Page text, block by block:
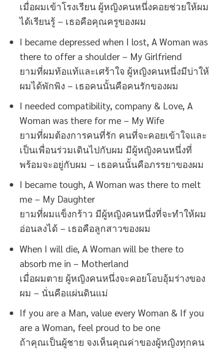
เมื่อผมเข้าโรงเรียน ผู้หญิงคนหนึ่งคอยช่วยให้ผม
ได้เรียนรู้ – เธอคือคุณครูของผม
I became depressed when I lost, A Woman was
there to offer a shoulder – My Girlfriend
ยามที่ผมท้อแท้และเศร้าใจ ผู้หญิงคนหนึ่งมีบ่าให้
ผมได้พักพิง – เธอคนนั้นคือคนรักของผม
I needed compatibility, company & Love, A
Woman was there for me – My Wife
ยามที่ผมต้องการคนที่รัก คนที่จะคอยเข้าใจและ
เป็นเพื่อนร่วมเดินไปกับผม มีผู้หญิงคนหนึ่งที่
พร้อมจะอยู่กับผม – เธอคนนั้นคือภรรยาของผม
I became tough, A Woman was there to melt
me – My Daughter
ยามที่ผมแข็งกร้าว มีผู้หญิงคนหนึ่งที่จะทำให้ผม
อ่อนลงได้ – เธอคือลูกสาวของผม
When I will die, A Woman will be there to
absorb me in – Motherland
เมื่อผมตาย ผู้หญิงคนหนึ่งจะคอยโอบอุ้มร่างของ
ผม – นั่นคือแผ่นดินแม่
If you are a Man, value every Woman & If you
are a Woman, feel proud to be one
ถ้าคุณเป็นผู้ชาย จงเห็นคุณค่าของผู้หญิงทุกคน